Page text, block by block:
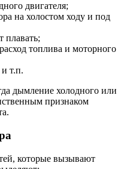
двигателя;
на холостом ходу и под
плавать;
топлива и моторного
т.п.
дымление холодного или
признаком
которые вызывают